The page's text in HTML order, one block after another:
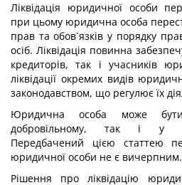
Ліквідація юридичної особи
при цьому юридична особа
прав та обов´язків у порядку
осіб. Ліквідація повинна
кредиторів, так і учасників
ліквідації окремих видів
законодавством, що регулює їх
Юридична особа може
добровільному, так і у
Передбачений цією статтею
юридичної особи не є вичерпним.
Рішення про ліквідацію